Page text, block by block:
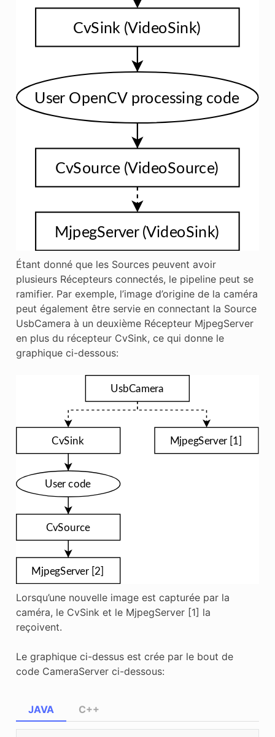
Étant donné que les Sources peuvent avoir
plusieurs Récepteurs connectés, le pipeline peut se
ramifier. Par exemple, l’image d’origine de la caméra
peut également être servie en connectant la Source
UsbCamera à un deuxième Récepteur MjpegServer
en plus du récepteur CvSink, ce qui donne le
graphique ci-dessous:
Lorsqu’une nouvelle image est capturée par la
caméra, le CvSink et le MjpegServer [1] la
reçoivent.
Le graphique ci-dessus est crée par le bout de
code CameraServer ci-dessous:
JAVA C++